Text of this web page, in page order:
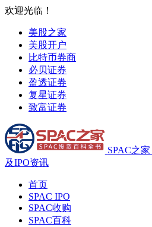
欢迎光临！
美股之家
美股开户
比特币券商
必贝证券
盈透证券
复星证券
致富证券
SPAC之
及IPO资讯
首页
SPAC IPO
SPAC收购
SPAC百科